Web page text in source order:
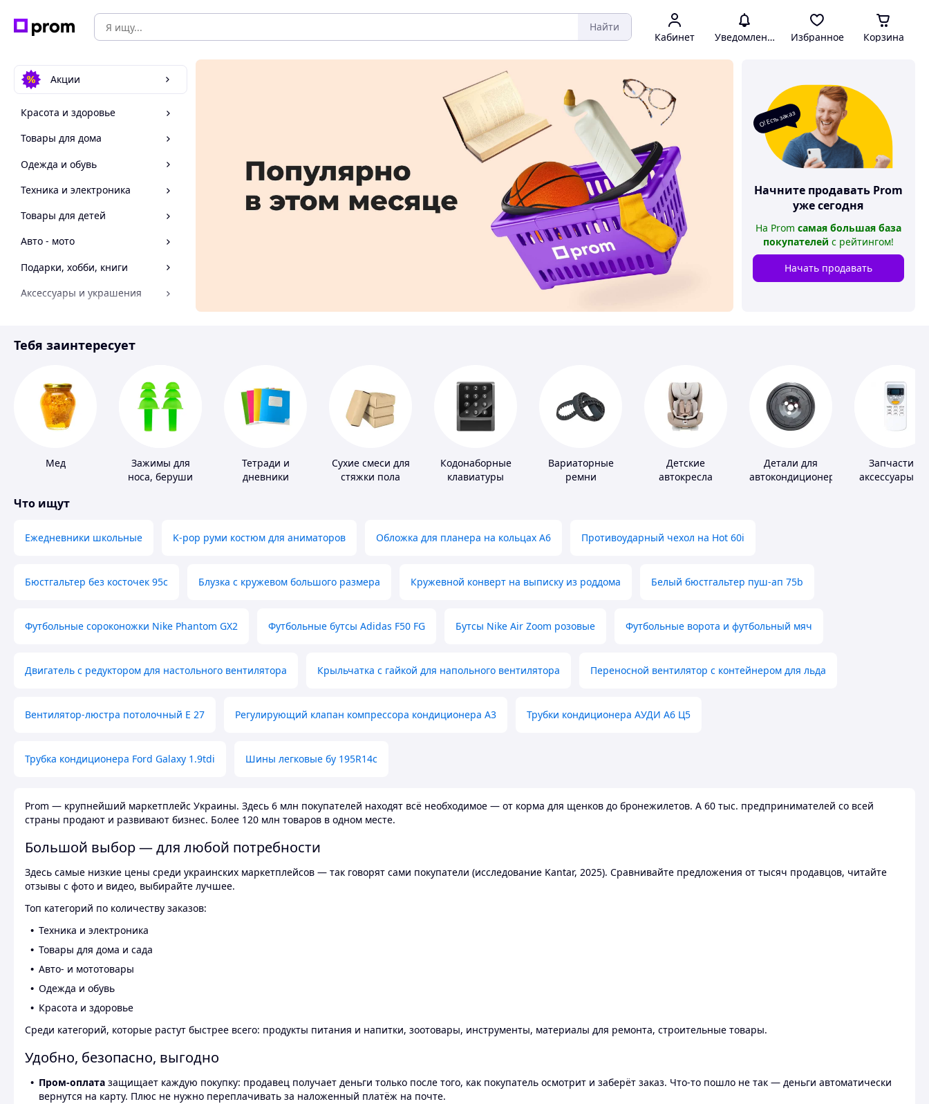
Найти
Кабинет Уведомления Избранное Корзина
Акции
Красота и здоровье
Товары для дома
Одежда и обувь
Техника и электроника
Товары для детей
Авто - мото
Подарки, хобби, книги
Аксессуары и украшения
Спорт и отдых
О! Есть заказ
Начните продавать Prom
уже сегодня
На Prom самая большая база
покупателей с рейтингом!
Начать продавать
Тебя заинтересует
Мед
Зажимы для
носа, беруши
Тетради и
дневники
Сухие смеси для
стяжки пола
Кодонаборные
клавиатуры
Вариаторные
ремни
Детские
автокресла
Детали для
автокондиционеров
Запчасти и
аксессуары
Что ищут
Ежедневники школьные K-pop руми костюм для аниматоров Обложка для планера на кольцах А6 Противоударный чехол на Hot 60i
Бюстгальтер без косточек 95с Блузка с кружевом большого размера Кружевной конверт на выписку из роддома Белый бюстгальтер пуш-ап 75b
Футбольные сороконожки Nike Phantom GX2 Футбольные бутсы Adidas F50 FG Бутсы Nike Air Zoom розовые Футбольные ворота и футбольный мяч
Двигатель с редуктором для настольного вентилятора Крыльчатка с гайкой для напольного вентилятора Переносной вентилятор с контейнером для льда
Вентилятор-люстра потолочный E 27 Регулирующий клапан компрессора кондиционера А3 Трубки кондиционера АУДИ А6 Ц5
Трубка кондиционера Ford Galaxy 1.9tdi Шины легковые бу 195R14c
Prom — крупнейший маркетплейс Украины. Здесь 6 млн покупателей находят всё необходимое — от корма для щенков до бронежилетов. А 60 тыс. предпринимателей со всей
страны продают и развивают бизнес. Более 120 млн товаров в одном месте.
Большой выбор — для любой потребности
Здесь самые низкие цены среди украинских маркетплейсов — так говорят сами покупатели (исследование Kantar, 2025). Сравнивайте предложения от тысяч продавцов, читайте
отзывы с фото и видео, выбирайте лучшее.
Топ категорий по количеству заказов:
Техника и электроника
Товары для дома и сада
Авто- и мототовары
Одежда и обувь
Красота и здоровье
Среди категорий, которые растут быстрее всего: продукты питания и напитки, зоотовары, инструменты, материалы для ремонта, строительные товары.
Удобно, безопасно, выгодно
Пром-оплата защищает каждую покупку: продавец получает деньги только после того, как покупатель осмотрит и заберёт заказ. Что-то пошло не так — деньги автоматически
вернутся на карту. Плюс не нужно переплачивать за наложенный платёж на почте.